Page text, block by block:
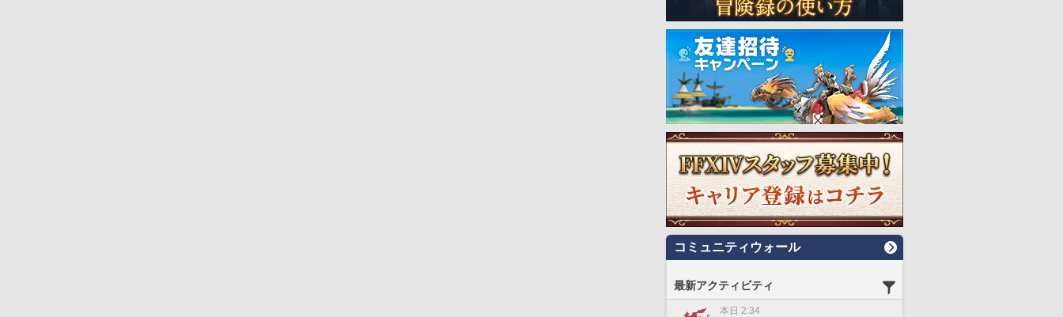
コミュニティウォール
最新アクティビティ
本日 2:34